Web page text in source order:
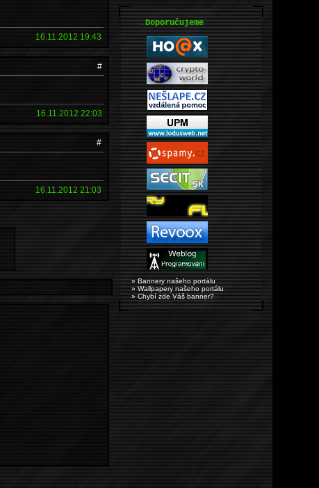
16.11.2012 19:43
#
16.11.2012 22:03
#
16.11.2012 21:03
.Doporučujeme
» Bannery našeho portálu
» Wallpapery našeho portálu
» Chybí zde Váš banner?